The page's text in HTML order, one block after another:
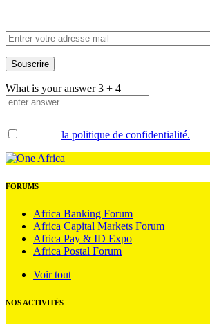
What is your answer3 + 4
la politique de confidentialité.
FORUMS
Africa Banking Forum
Africa Capital Markets Forum
Africa Pay & ID Expo
Africa Postal Forum
Voir tout
NOS ACTIVITÉS